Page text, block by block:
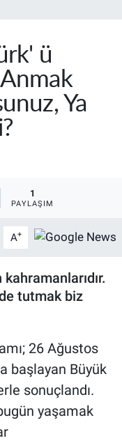
ü
Ya
1
PAYLAŞIM
A+
tutmak biz
26 Ağustos
başlayan Büyük
sonuçlandı.
yaşamak